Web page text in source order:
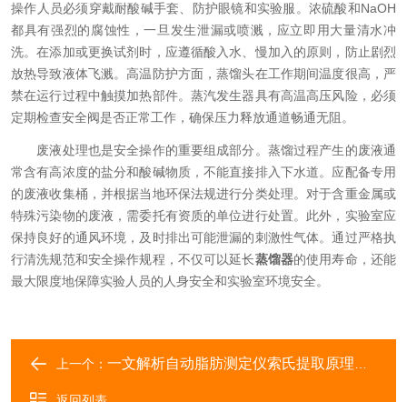
操作人员必须穿戴耐酸碱手套、防护眼镜和实验服。浓硫酸和NaOH
都具有强烈的腐蚀性，一旦发生泄漏或喷溅，应立即用大量清水冲
洗。在添加或更换试剂时，应遵循酸入水、慢加入的原则，防止剧烈
放热导致液体飞溅。高温防护方面，蒸馏头在工作期间温度很高，严
禁在运行过程中触摸加热部件。蒸汽发生器具有高温高压风险，必须
定期检查安全阀是否正常工作，确保压力释放通道畅通无阻。
废液处理也是安全操作的重要组成部分。蒸馏过程产生的废液通
常含有高浓度的盐分和酸碱物质，不能直接排入下水道。应配备专用
的废液收集桶，并根据当地环保法规进行分类处理。对于含重金属或
特殊污染物的废液，需委托有资质的单位进行处置。此外，实验室应
保持良好的通风环境，及时排出可能泄漏的刺激性气体。通过严格执
行清洗规范和安全操作规程，不仅可以延长蒸馏器的使用寿命，还能
最大限度地保障实验人员的人身安全和实验室环境安全。
上一个： 一文解析自动脂肪测定仪索氏提取原理，降低有机溶剂损耗